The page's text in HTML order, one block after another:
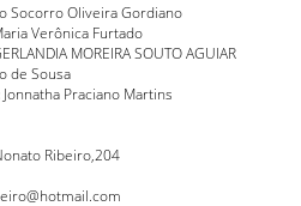
Socorro Oliveira Gordiano
Verônica Furtado
MOREIRA SOUTO AGUIAR
de Sousa
Jonnatha Praciano Martins
Ribeiro,204